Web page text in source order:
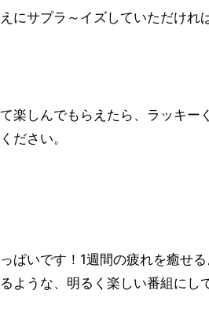
にサプラ～イズしていただけれ
楽しんでもらえたら、ラッキー
ださい。
ぱいです！1週間の疲れを癒せ
ような、明るく楽しい番組にし